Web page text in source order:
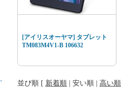
[アイリスオーヤマ] タブレット
TM083M4V1-B 106632
並び順 [ 新着順 安い順 高い順